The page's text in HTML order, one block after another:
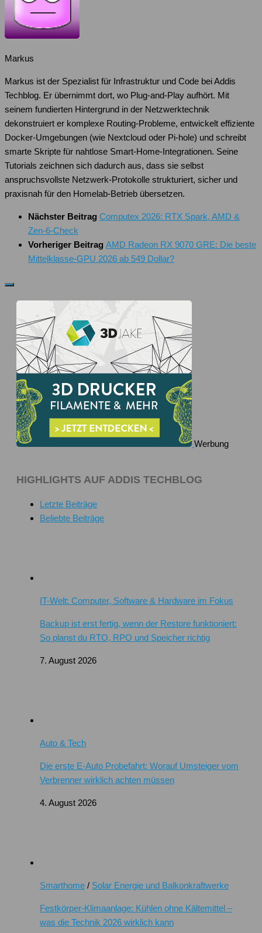
Markus
Markus ist der Spezialist für Infrastruktur und Code bei Addis
Techblog. Er übernimmt dort, wo Plug-and-Play aufhört. Mit
seinem fundierten Hintergrund in der Netzwerktechnik
dekonstruiert er komplexe Routing-Probleme, entwickelt effiziente
Docker-Umgebungen (wie Nextcloud oder Pi-hole) und schreibt
smarte Skripte für nahtlose Smart-Home-Integrationen. Seine
Tutorials zeichnen sich dadurch aus, dass sie selbst
anspruchsvollste Netzwerk-Protokolle strukturiert, sicher und
praxisnah für den Homelab-Betrieb übersetzen.
Nächster Beitrag Computex 2026: RTX Spark, AMD &
Zen-6-Check
Vorheriger Beitrag AMD Radeon RX 9070 GRE: Die beste
Mittelklasse-GPU 2026 ab 549 Dollar?
Werbung
HIGHLIGHTS AUF ADDIS TECHBLOG
Letzte Beiträge
Beliebte Beiträge
IT-Welt: Computer, Software & Hardware im Fokus
Backup ist erst fertig, wenn der Restore funktioniert:
So planst du RTO, RPO und Speicher richtig
7. August 2026
Auto & Tech
Die erste E-Auto Probefahrt: Worauf Umsteiger vom
Verbrenner wirklich achten müssen
4. August 2026
Smarthome / Solar Energie und Balkonkraftwerke
Festkörper-Klimaanlage: Kühlen ohne Kältemittel –
was die Technik 2026 wirklich kann